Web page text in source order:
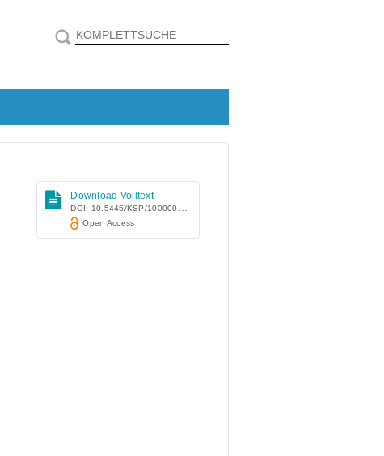
Download Volltext
DOI: 10.5445/KSP/1000006792
Open Access